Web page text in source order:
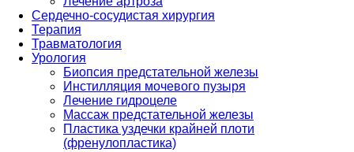
Сердечно-сосудистая хирургия
Терапия
Травматология
Урология
Биопсия предстательной железы
Инстилляция мочевого пузыря
Лечение гидроцеле
Массаж предстательной железы
Пластика уздечки крайней плоти
(френулопластика)